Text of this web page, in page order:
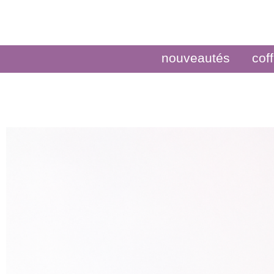
nouveautés